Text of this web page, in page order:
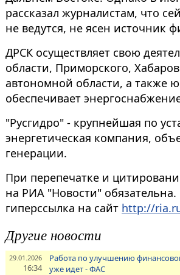
рассказал журналистам, что
не ведутся, не ясен источник
ДРСК осуществляет свою
области, Приморского,
автономной области, а также
обеспечивает
"Русгидро" - крупнейшая по
энергетическая компания,
генерации.
При перепечатке и
на РИА "Новости"
гиперссылка на сайт http://
Другие новости
29.01.2026
16:34
Работа по улучшению
уже идет - ФАС